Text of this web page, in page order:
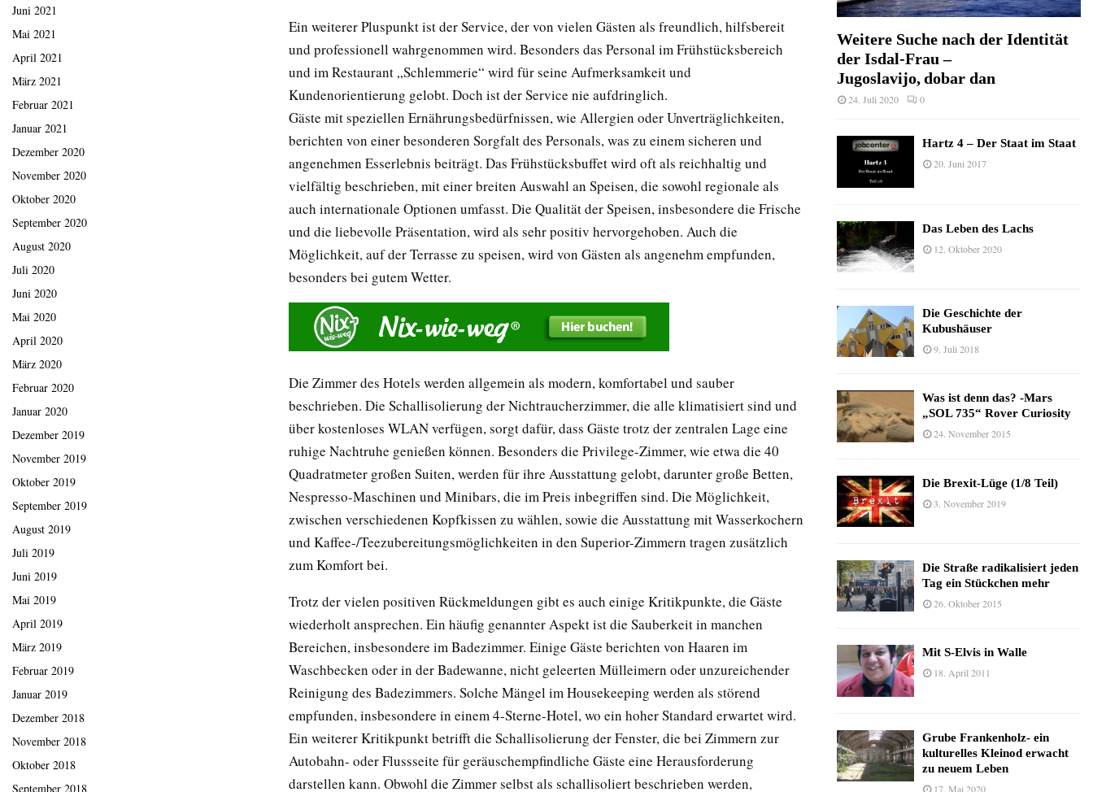
Ein weiterer Pluspunkt ist der Service, der von vielen Gästen als freundlich, hilfsbereit
und professionell wahrgenommen wird. Besonders das Personal im Frühstücksbereich
und im Restaurant „Schlemmerie“ wird für seine Aufmerksamkeit und
Kundenorientierung gelobt. Doch ist der Service nie aufdringlich.
Gäste mit speziellen Ernährungsbedürfnissen, wie Allergien oder Unverträglichkeiten,
berichten von einer besonderen Sorgfalt des Personals, was zu einem sicheren und
angenehmen Esserlebnis beiträgt. Das Frühstücksbuffet wird oft als reichhaltig und
vielfältig beschrieben, mit einer breiten Auswahl an Speisen, die sowohl regionale als
auch internationale Optionen umfasst. Die Qualität der Speisen, insbesondere die Frische
und die liebevolle Präsentation, wird als sehr positiv hervorgehoben. Auch die
Möglichkeit, auf der Terrasse zu speisen, wird von Gästen als angenehm empfunden,
besonders bei gutem Wetter.
Die Zimmer des Hotels werden allgemein als modern, komfortabel und sauber
beschrieben. Die Schallisolierung der Nichtraucherzimmer, die alle klimatisiert sind und
über kostenloses WLAN verfügen, sorgt dafür, dass Gäste trotz der zentralen Lage eine
ruhige Nachtruhe genießen können. Besonders die Privilege-Zimmer, wie etwa die 40
Quadratmeter großen Suiten, werden für ihre Ausstattung gelobt, darunter große Betten,
Nespresso-Maschinen und Minibars, die im Preis inbegriffen sind. Die Möglichkeit,
zwischen verschiedenen Kopfkissen zu wählen, sowie die Ausstattung mit Wasserkochern
und Kaffee-/Teezubereitungsmöglichkeiten in den Superior-Zimmern tragen zusätzlich
zum Komfort bei.
Trotz der vielen positiven Rückmeldungen gibt es auch einige Kritikpunkte, die Gäste
wiederholt ansprechen. Ein häufig genannter Aspekt ist die Sauberkeit in manchen
Bereichen, insbesondere im Badezimmer. Einige Gäste berichten von Haaren im
Waschbecken oder in der Badewanne, nicht geleerten Mülleimern oder unzureichender
Reinigung des Badezimmers. Solche Mängel im Housekeeping werden als störend
empfunden, insbesondere in einem 4-Sterne-Hotel, wo ein hoher Standard erwartet wird.
Ein weiterer Kritikpunkt betrifft die Schallisolierung der Fenster, die bei Zimmern zur
Autobahn- oder Flussseite für geräuschempfindliche Gäste eine Herausforderung
darstellen kann. Obwohl die Zimmer selbst als schallisoliert beschrieben werden,
Juni 2021
Mai 2021
April 2021
März 2021
Februar 2021
Januar 2021
Dezember 2020
November 2020
Oktober 2020
September 2020
August 2020
Juli 2020
Juni 2020
Mai 2020
April 2020
März 2020
Februar 2020
Januar 2020
Dezember 2019
November 2019
Oktober 2019
September 2019
August 2019
Juli 2019
Juni 2019
Mai 2019
April 2019
März 2019
Februar 2019
Januar 2019
Dezember 2018
November 2018
Oktober 2018
September 2018
Weitere Suche nach der Identität
der Isdal-Frau –
Jugoslavijo, dobar dan
24. Juli 2020 0
Hartz 4 – Der Staat im Staat
20. Juni 2017
Das Leben des Lachs
12. Oktober 2020
Die Geschichte der
Kubushäuser
9. Juli 2018
Was ist denn das? -Mars
„SOL 735“ Rover Curiosity
24. November 2015
Die Brexit-Lüge (1/8 Teil)
3. November 2019
Die Straße radikalisiert jeden
Tag ein Stückchen mehr
26. Oktober 2015
Mit S-Elvis in Walle
18. April 2011
Grube Frankenholz- ein
kulturelles Kleinod erwacht
zu neuem Leben
17. Mai 2020